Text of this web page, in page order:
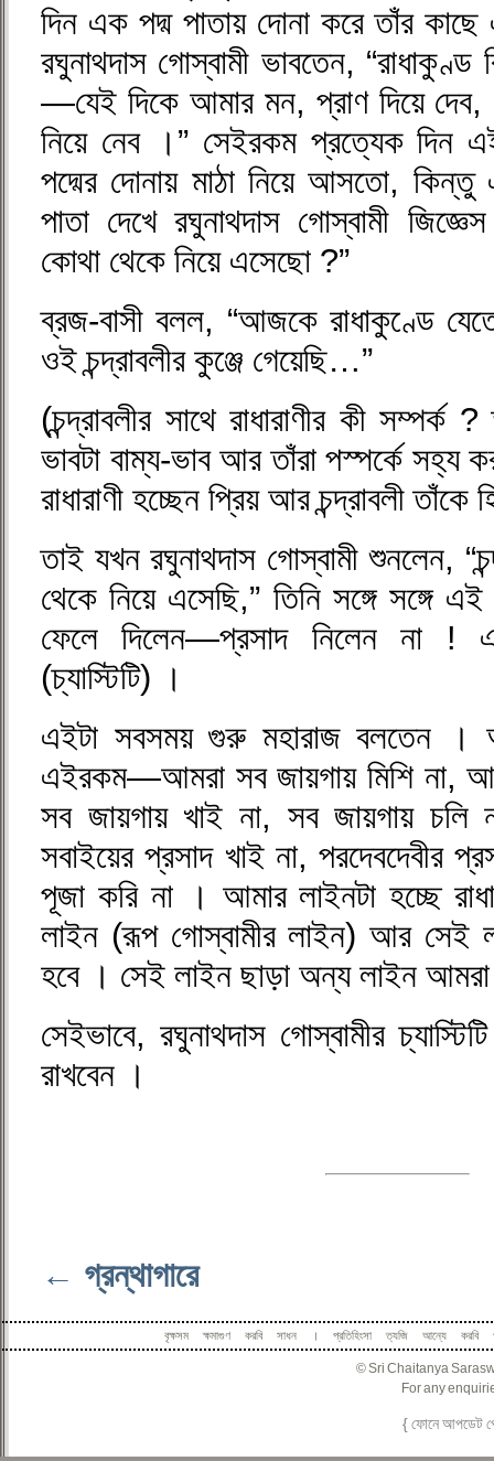
দিন এক পদ্ম পাতায় দোনা করে তাঁর
রঘুনাথদাস গোস্বামী ভাবতেন, “রাধাকুণ্ড
—যেই দিকে আমার মন, প্রাণ দিয়ে
নিয়ে নেব ।” সেইরকম প্রত্যেক দিন
পদ্মের দোনায় মাঠা নিয়ে আসতো,
পাতা দেখে রঘুনাথদাস গোস্বামী
কোথা থেকে নিয়ে এসেছো ?”
ব্রজ-বাসী বলল, “আজকে রাধাকুণ্ডে
ওই চন্দ্রাবলীর কুঞ্জে গেয়েছি…”
(চন্দ্রাবলীর সাথে রাধারাণীর কী সম্পর্ক
ভাবটা বাম্য-ভাব আর তাঁরা পস্পর্কে সহ্য
রাধারাণী হচ্ছেন প্রিয় আর চন্দ্রাবলী
তাই যখন রঘুনাথদাস গোস্বামী শুনলেন,
থেকে নিয়ে এসেছি,” তিনি সঙ্গে সঙ্গে এই
ফেলে দিলেন—প্রসাদ নিলেন না !
(চ্যাস্টিটি) ।
এইটা সবসময় গুরু মহারাজ বলতেন ।
এইরকম—আমরা সব জায়গায় মিশি না,
সব জায়গায় খাই না, সব জায়গায় চলি
সবাইয়ের প্রসাদ খাই না, পরদেবদেবীর
পূজা করি না । আমার লাইনটা হচ্ছে
লাইন (রূপ গোস্বামীর লাইন) আর সেই
হবে । সেই লাইন ছাড়া অন্য লাইন
সেইভাবে, রঘুনাথদাস গোস্বামীর
রাখবেন ।
← গ্রন্থাগারে
বৃক্ষসম ক্ষমাগুণ করবি সাধন । প্রতিহিংসা ত্যজি আন্যে করবি
© Sri Chaitanya
For any
{ ফোনে আপডেট